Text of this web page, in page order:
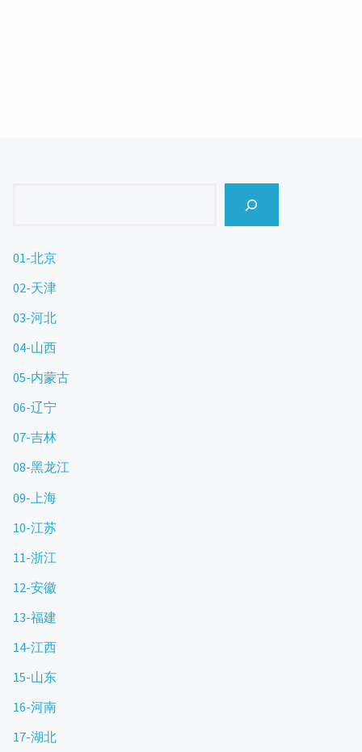
01-北京
02-天津
03-河北
04-山西
05-内蒙古
06-辽宁
07-吉林
08-黑龙江
09-上海
10-江苏
11-浙江
12-安徽
13-福建
14-江西
15-山东
16-河南
17-湖北